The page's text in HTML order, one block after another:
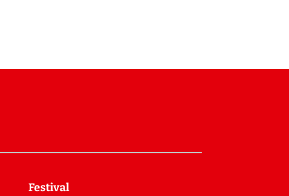
Festival